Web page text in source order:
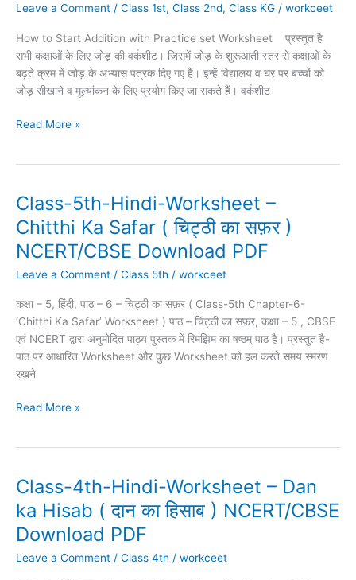
Leave a Comment / Class 1st, Class 2nd, Class KG / workceet
How to Start Addition with Practice set Worksheet प्रस्तुत है
सभी कक्षाओं के लिए जोड़ की वर्कशीट। जिसमें जोड़ के शुरूआती स्तर से कक्षाओं के
बढ़ते क्रम में जोड़ के अभ्यास पत्रक दिए गए हैं। इन्हें विद्यालय व घर पर बच्चों को
जोड़ सीखाने व मूल्यांकन के लिए प्रयोग किए जा सकते हैं। वर्कशीट
Practice
Worksheet
PDF
NCERT/CBSE
(
Read More »
Class-5th-Hindi-Worksheet –
Chitthi Ka Safar ( चिट्ठी का सफ़र )
NCERT/CBSE Download PDF
Leave a Comment / Class 5th / workceet
कक्षा – 5, हिंदी, पाठ – 6 – चिट्ठी का सफ़र ( Class-5th Chapter-6-
‘Chitthi Ka Safar’ Worksheet ) पाठ – चिट्ठी का सफ़र, कक्षा – 5 , CBSE
एवं NCERT द्वारा अनुमोदित पाठ्य पुस्तक में रिमझिम का षष्ठम् पाठ है। प्रस्तुत है-
पाठ पर आधारित Worksheet और कुछ Worksheet को हल करते समय स्मरण
रखने
Class-
5th-
Hindi-
Worksheet
–
Ka
Safar
(
चिट्ठी
का
)
Download
Read More »
Class-4th-Hindi-Worksheet – Dan
ka Hisab ( दान का हिसाब ) NCERT/CBSE
Download PDF
Leave a Comment / Class 4th / workceet
Class-
4th-
Hindi-
Worksheet
–